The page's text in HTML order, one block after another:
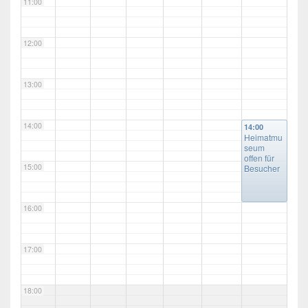
12:00
13:00
14:00
15:00
16:00
17:00
18:00
14:00
Heimatmu
seum
offen für
Besucher